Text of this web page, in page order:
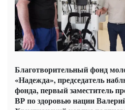
Благотворительный фонд
«Надежда», председатель
фонда, первый заместитель
ВР по здоровью нации